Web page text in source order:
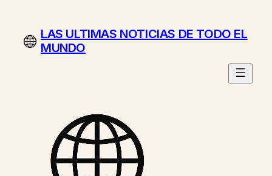
contenidoLAS ULTIMAS NOTICIAS DE TODO EL
MUNDO